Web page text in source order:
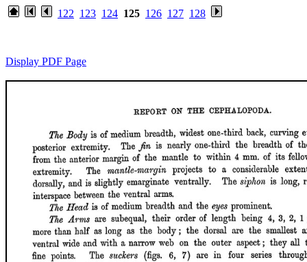
122 123 124 125 126 127 128
Display PDF Page